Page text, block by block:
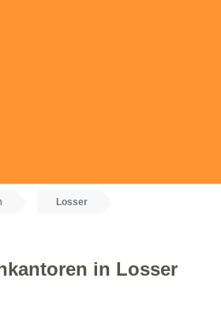
Losser
in Losser